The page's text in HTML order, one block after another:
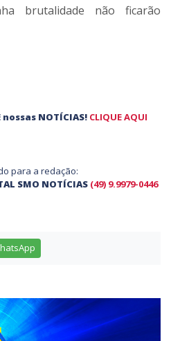
brutalidade não ficarão
nossas NOTÍCIAS! CLIQUE AQUI
para a redação:
SMO NOTÍCIAS (49) 9.9979-0446